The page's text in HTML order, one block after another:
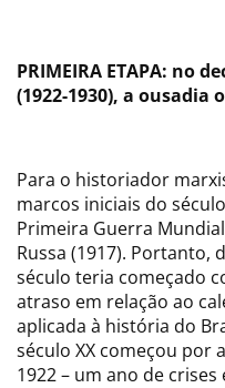
PRIMEIRA ETAPA: no
(1922-1930), a
Para o historiador
marcos iniciais do
Primeira Guerra
Russa (1917). Portanto,
século teria começado
atraso em relação ao
aplicada à história do
século XX começou por
1922 – um ano de